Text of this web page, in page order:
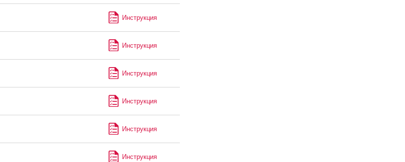
Инструкция
Инструкция
Инструкция
Инструкция
Инструкция
Инструкция